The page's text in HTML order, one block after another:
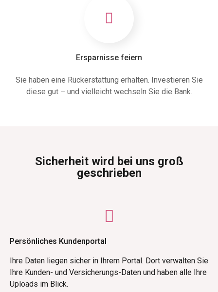
Ersparnisse feiern
Sie haben eine Rückerstattung erhalten. Investieren Sie
diese gut – und vielleicht wechseln Sie die Bank.
Sicherheit wird bei uns groß
geschrieben
Persönliches Kundenportal
Ihre Daten liegen sicher in Ihrem Portal. Dort verwalten Sie
Ihre Kunden- und Versicherungs-Daten und haben alle Ihre
Uploads im Blick.